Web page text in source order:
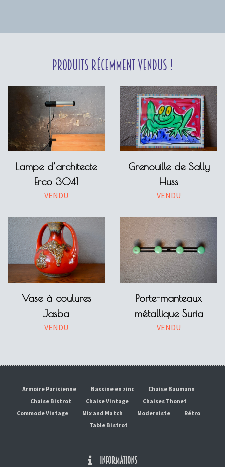
Produits récemment vendus !
Lampe d’architecte
Erco 3041
VENDU
Grenouille de Sally
Huss
VENDU
Vase à coulures
Jasba
VENDU
Porte-manteaux
métallique Suria
VENDU
Armoire Parisienne Bassine en zinc
Chaise Baumann
Chaise Bistrot
Chaise Vintage
Chaises Thonet
Commode Vintage
Mix and Match Moderniste
Rétro
Table Bistrot
INFORMATIONS